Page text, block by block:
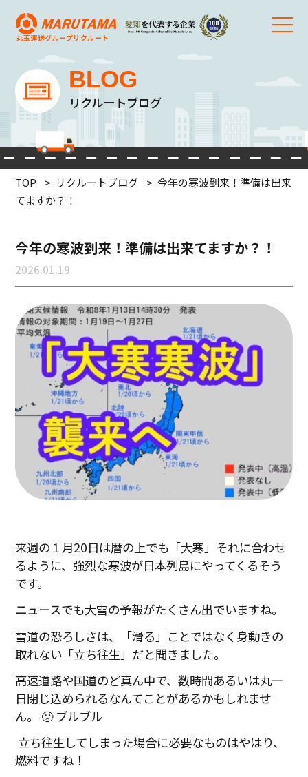
丸玉運送グループリクルート
BLOG
リクルートブログ
TOP リクルートブログ
今年の寒波到来！準備は出来
てますか？！
今年の寒波到来！準備は出来てますか？！
2026.01.19
来週の１月20日は暦の上でも「大寒」それに合わせ
るように、強烈な寒波が日本列島にやってくるそう
です。
ニュースでも大雪の予報がたくさん出でいますね。
雪道の恐ろしさは、「滑る」ことではなく身動きの
取れない「立ち往生」だと聞きました。
高速道路や国道のど真ん中で、数時間あるいは丸一
日閉じ込められるなんてことがあるかもしれませ
ん。 🙁 ブルブル
立ち往生してしまった場合に必要なものはやはり、
燃料ですね！